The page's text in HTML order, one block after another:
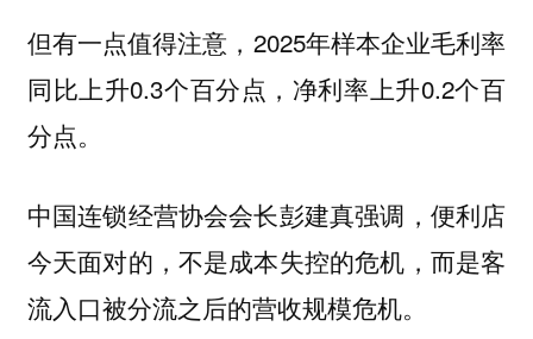
但有一点值得注意，2025年样本企业毛利率
同比上升0.3个百分点，净利率上升0.2个百
分点。
中国连锁经营协会会长彭建真强调，便利店
今天面对的，不是成本失控的危机，而是客
流入口被分流之后的营收规模危机。